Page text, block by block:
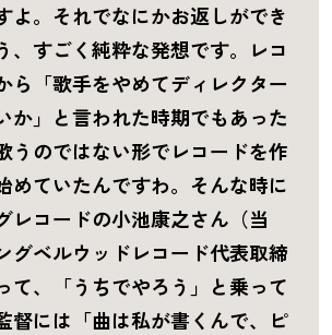
よ。それでなにかお返しができ
、すごく純粋な発想です。レコ
ら「歌手をやめてディレクター
か」と言われた時期でもあった
うのではない形でレコードを作
めていたんですわ。そんな時に
レコードの小池康之さん（当
グベルウッドレコード代表取締
て、「うちでやろう」と乗って
督には「曲は私が書くんで、ピ